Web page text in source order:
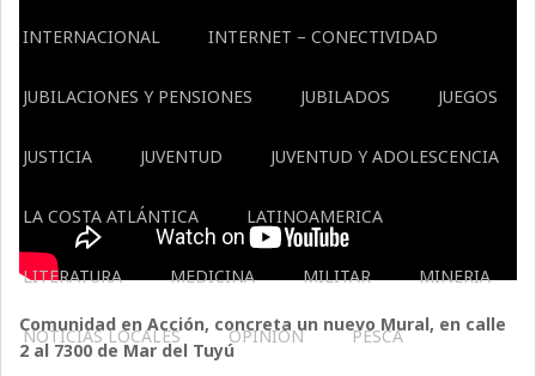
INTERNACIONAL INTERNET – CONECTIVIDAD
JUBILACIONES Y PENSIONES JUBILADOS JUEGOS
JUSTICIA JUVENTUD JUVENTUD Y ADOLESCENCIA
LA COSTA ATLÁNTICA LATINOAMERICA
LITERATURA MEDICINA MILITAR MINERIA
NOTICIAS LOCALES OPINIÓN PESCA
Comunidad en Acción, concreta un nuevo Mural, en calle
2 al 7300 de Mar del Tuyú